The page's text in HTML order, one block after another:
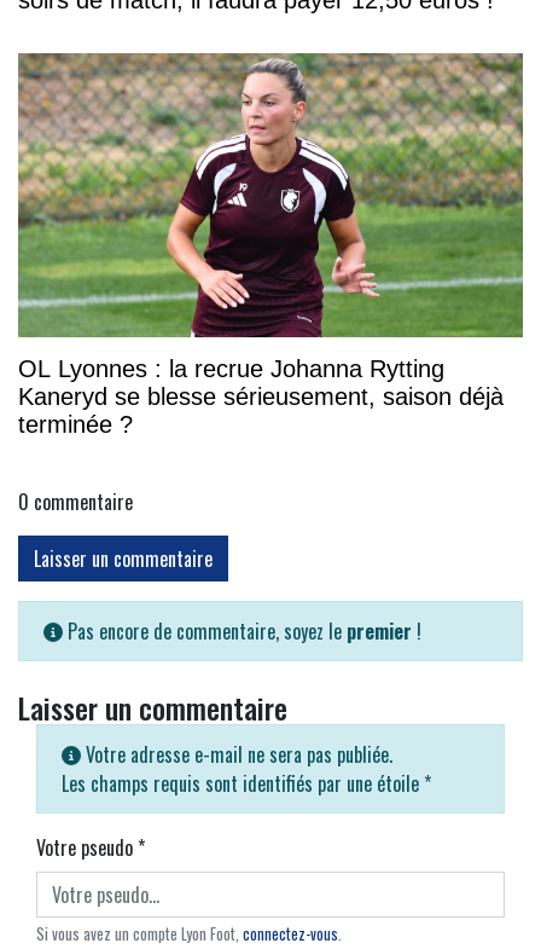
OL Lyonnes : la recrue Johanna Rytting
Kaneryd se blesse sérieusement, saison déjà
terminée ?
0 commentaire
Laisser un commentaire
Pas encore de commentaire, soyez le premier !
Laisser un commentaire
Votre adresse e-mail ne sera pas publiée.
Les champs requis sont identifiés par une étoile *
Votre pseudo*
Si vous avez un compte Lyon Foot, connectez-vous.